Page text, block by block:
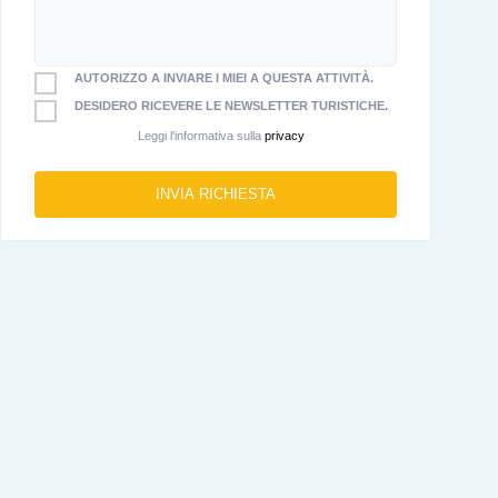
AUTORIZZO A INVIARE I MIEI A QUESTA ATTIVITÀ.
DESIDERO RICEVERE LE NEWSLETTER TURISTICHE.
Leggi l'informativa sulla privacy